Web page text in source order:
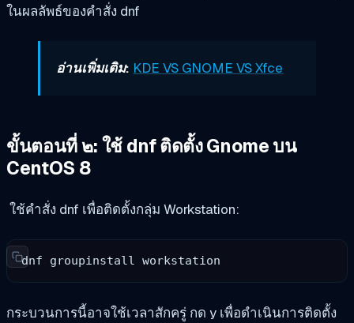
ในผลลัพธ์ของคำสั่ง dnf
อ่านเพิ่มเติม: KDE VS GNOME VS Xfce
ขั้นตอนที่ ๒: ใช้ dnf ติดตั้ง Gnome บน
CentOS 8
ใช้คำสั่ง dnf เพื่อติดตั้งกลุ่ม Workstation:
dnf groupinstall workstation
กระบวนการนี้อาจใช้เวลาสักครู่ กด y เพื่อดำเนินการติดตั้ง